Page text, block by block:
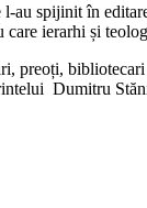
spijinit în
ierarhi și
preoți,
Dumitru